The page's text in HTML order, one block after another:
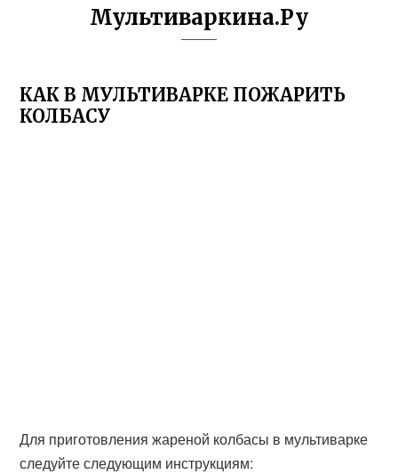
Мультиваркина.Ру
КАК В МУЛЬТИВАРКЕ ПОЖАРИТЬ
КОЛБАСУ
Для приготовления жареной колбасы в мультиварке
следуйте следующим инструкциям: